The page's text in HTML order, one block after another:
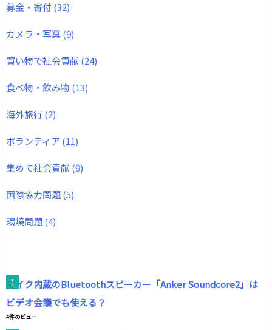
募金・寄付 (32)
カメラ・写真(9)
買い物で社会貢献 (24)
食べ物・飲み物 (13)
海外旅行(2)
ボランティア (11)
集めて社会貢献 (9)
国際協力問題(5)
環境問題(4)
マイク内蔵のBluetoothスピーカー「Anker Soundcore2」は
ビデオ会議でも使える？
4件のビュー